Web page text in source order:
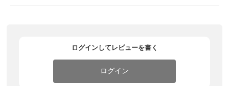
ログインしてレビューを書く
ログイン